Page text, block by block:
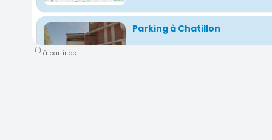
Parking à Chatillon
(1) à partir de